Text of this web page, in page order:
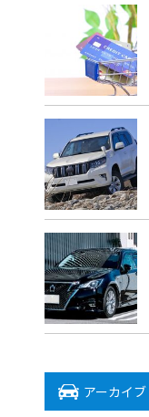
アーカイブ